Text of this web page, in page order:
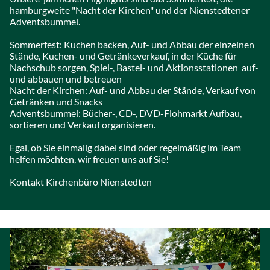
hamburgweite "Nacht der Kirchen" und der Nienstedtener
Adventsbummel.
Sommerfest: Kuchen backen, Auf- und Abbau der einzelnen
Stände, Kuchen- und Getränkeverkauf, in der Küche für
Nachschub sorgen, Spiel-, Bastel- und Aktionsstationen auf-
und abbauen und betreuen
Nacht der Kirchen: Auf- und Abbau der Stände, Verkauf von
Getränken und Snacks
Adventsbummel: Bücher-, CD-, DVD-Flohmarkt Aufbau,
sortieren und Verkauf organisieren.
Egal, ob Sie einmalig dabei sind oder regelmäßig im Team
helfen möchten, wir freuen uns auf Sie!
Kontakt Kirchenbüro Nienstedten